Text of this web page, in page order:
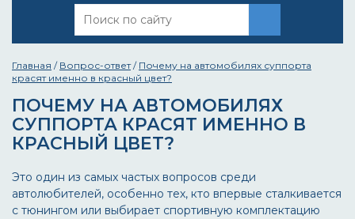
Главная / Вопрос-ответ / Почему на автомобилях суппорта
красят именно в красный цвет?
ПОЧЕМУ НА АВТОМОБИЛЯХ
СУППОРТА КРАСЯТ ИМЕННО В
КРАСНЫЙ ЦВЕТ?
Это один из самых частых вопросов среди
автолюбителей, особенно тех, кто впервые сталкивается
с тюнингом или выбирает спортивную комплектацию